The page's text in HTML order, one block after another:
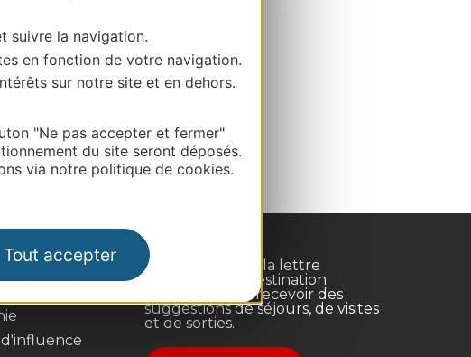
suivre la navigation.
en fonction de votre navigation.
sur notre site et en dehors.
"Ne pas accepter et fermer"
du site seront déposés.
via notre politique de cookies.
Tout accepter
Inscrivez-vous à la lettre
d'information Destination
Occitanie pour recevoir des
suggestions de séjours, de visites
et de sorties.